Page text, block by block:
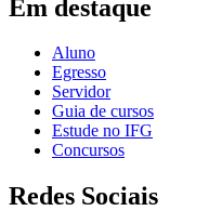
Em destaque
Aluno
Egresso
Servidor
Guia de cursos
Estude no IFG
Concursos
Redes Sociais